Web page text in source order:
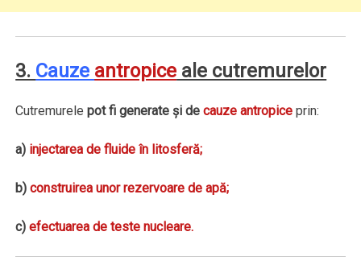
3. Cauze antropice ale cutremurelor
Cutremurelepot fi generate şi decauze antropice prin:
a) injectarea de fluide în litosferă;
b) construirea unor rezervoare de apă;
c) efectuarea de teste nucleare.